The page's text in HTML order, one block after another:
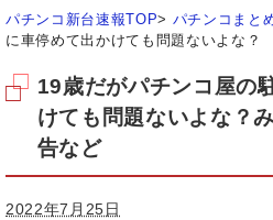
パチンコ新台速報TOP> パチンコまと
に車停めて出かけても問題ないよな？
19歳だがパチンコ屋の
けても問題ないよな？
告など
2022年7月25日